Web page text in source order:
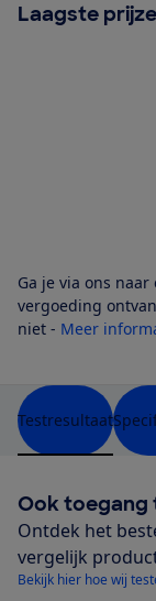
Laagste
Ga je via ons
vergoeding
niet - Meer
Testresultaat
Ook
Ontdek het
vergelijk
Bekijk hier hoe wij